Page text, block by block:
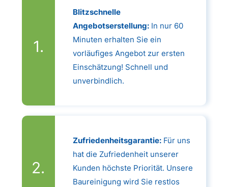
Blitzschnelle
Angebotserstellung:In nur 60
Minuten erhalten Sie ein
vorläufiges Angebot zur ersten
Einschätzung! Schnell und
unverbindlich.
Zufriedenheitsgarantie:Für uns
hat die Zufriedenheit unserer
Kunden höchste Priorität. Unsere
Baureinigung wird Sie restlos